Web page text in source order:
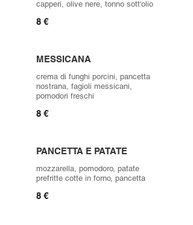
capperi, olive nere, tonno sott'olio
8 €
MESSICANA
crema di funghi porcini, pancetta
nostrana, fagioli messicani,
pomodori freschi
8 €
PANCETTA E PATATE
mozzarella, pomodoro, patate
prefritte cotte in forno, pancetta
8 €